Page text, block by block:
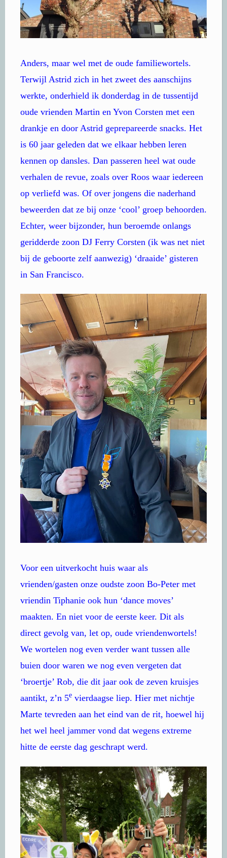
Anders, maar wel met de oude familiewortels.
Terwijl Astrid zich in het zweet des aanschijns
werkte, onderhield ik donderdag in de tussentijd
oude vrienden Martin en Yvon Corsten met een
drankje en door Astrid geprepareerde snacks. Het
is 60 jaar geleden dat we elkaar hebben leren
kennen op dansles. Dan passeren heel wat oude
verhalen de revue, zoals over Roos waar iedereen
op verliefd was. Of over jongens die naderhand
beweerden dat ze bij onze ‘cool’ groep behoorden.
Echter, weer bijzonder, hun beroemde onlangs
geridderde zoon DJ Ferry Corsten (ik was net niet
bij de geboorte zelf aanwezig) ‘draaide’ gisteren
in San Francisco.
Voor een uitverkocht huis waar als
vrienden/gasten onze oudste zoon Bo-Peter met
vriendin Tiphanie ook hun ‘dance moves’
maakten. En niet voor de eerste keer. Dit als
direct gevolg van, let op, oude vriendenwortels!
We wortelen nog even verder want tussen alle
buien door waren we nog even vergeten dat
‘broertje’ Rob, die dit jaar ook de zeven kruisjes
aantikt, z’n 5e vierdaagse liep. Hier met nichtje
Marte tevreden aan het eind van de rit, hoewel hij
het wel heel jammer vond dat wegens extreme
hitte de eerste dag geschrapt werd.